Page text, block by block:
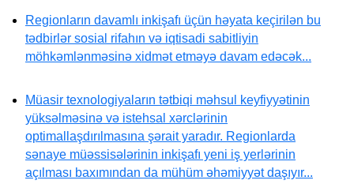
Regionların davamlı inkişafı üçün həyata keçirilən bu
tədbirlər sosial rifahın və iqtisadi sabitliyin
möhkəmlənməsinə xidmət etməyə davam edəcək...
Müasir texnologiyaların tətbiqi məhsul keyfiyyətinin
yüksəlməsinə və istehsal xərclərinin
optimallaşdırılmasına şərait yaradır. Regionlarda
sənaye müəssisələrinin inkişafı yeni iş yerlərinin
açılması baxımından da mühüm əhəmiyyət daşıyır...